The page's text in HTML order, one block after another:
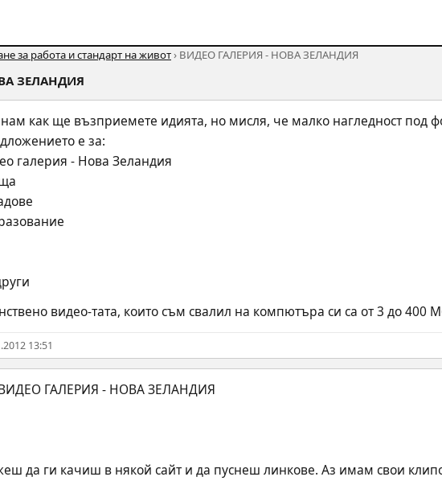
за работа и стандарт на живот› ВИДЕО ГАЛЕРИЯ - НОВА ЗЕЛАНДИЯ
ЗЕЛАНДИЯ
как ще възприемете идията, но мисля, че малко нагледност под
е за:
галерия - Нова Зеландия
видео-тата, които съм свалил на компютъра си са от 3 до 400
13:51
да ги качиш в някой сайт и да пуснеш линкове. Аз имам свои